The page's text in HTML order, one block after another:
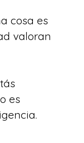
cosa es
valoran
es